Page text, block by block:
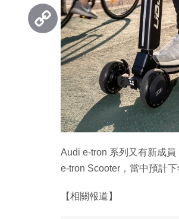
Audi e-tron 系列又有新成
e-tron Scooter，當中預計
【相關報道】
Threads
Copy
Link